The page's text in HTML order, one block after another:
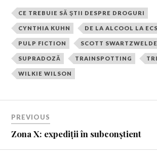
CE TREBUIE SĂ ŞTII DESPRE DROGURI
CYNTHIA KUHN DE LA ALCOOL LA
PULP FICTION SCOTT
SUPRADOZĂ TRAINSPOTTING
WILKIE WILSON
PREVIOUS
Zona X: expediții în subconștient